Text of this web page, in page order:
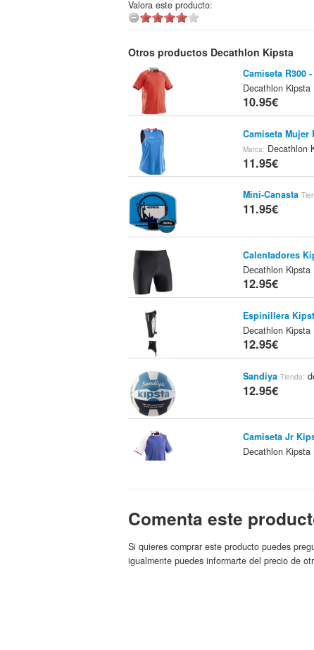
Valora este producto:
Otros productos Decathlon Kipsta
Camiseta R300
Decathlon Kipsta
10.95€
Camiseta Mujer
Marca: Decathlon
11.95€
Mini-Canasta
11.95€
Calentadores
Decathlon Kipsta
12.95€
Espinillera
Decathlon Kipsta
12.95€
Sandiya Tienda:
12.95€
Camiseta Jr
Decathlon Kipsta
Decathlon Kipsta
12.95€
Comenta este
Si quieres comprar este producto puedes
igualmente puedes informarte del precio de